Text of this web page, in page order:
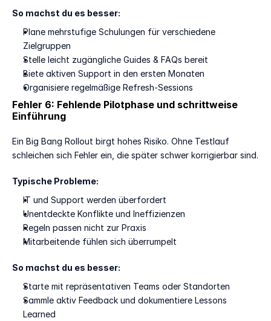
So machst du es besser:
Plane mehrstufige Schulungen für verschiedene
Zielgruppen
Stelle leicht zugängliche Guides & FAQs bereit
Biete aktiven Support in den ersten Monaten
Organisiere regelmäßige Refresh-Sessions
Fehler 6: Fehlende Pilotphase und schrittweise
Einführung
Ein Big Bang Rollout birgt hohes Risiko. Ohne Testlauf
schleichen sich Fehler ein, die später schwer korrigierbar sind.
Typische Probleme:
IT und Support werden überfordert
Unentdeckte Konflikte und Ineffizienzen
Regeln passen nicht zur Praxis
Mitarbeitende fühlen sich überrumpelt
So machst du es besser:
Starte mit repräsentativen Teams oder Standorten
Sammle aktiv Feedback und dokumentiere Lessons
Learned